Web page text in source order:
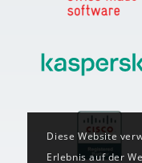
Diese Website
Erlebnis auf der